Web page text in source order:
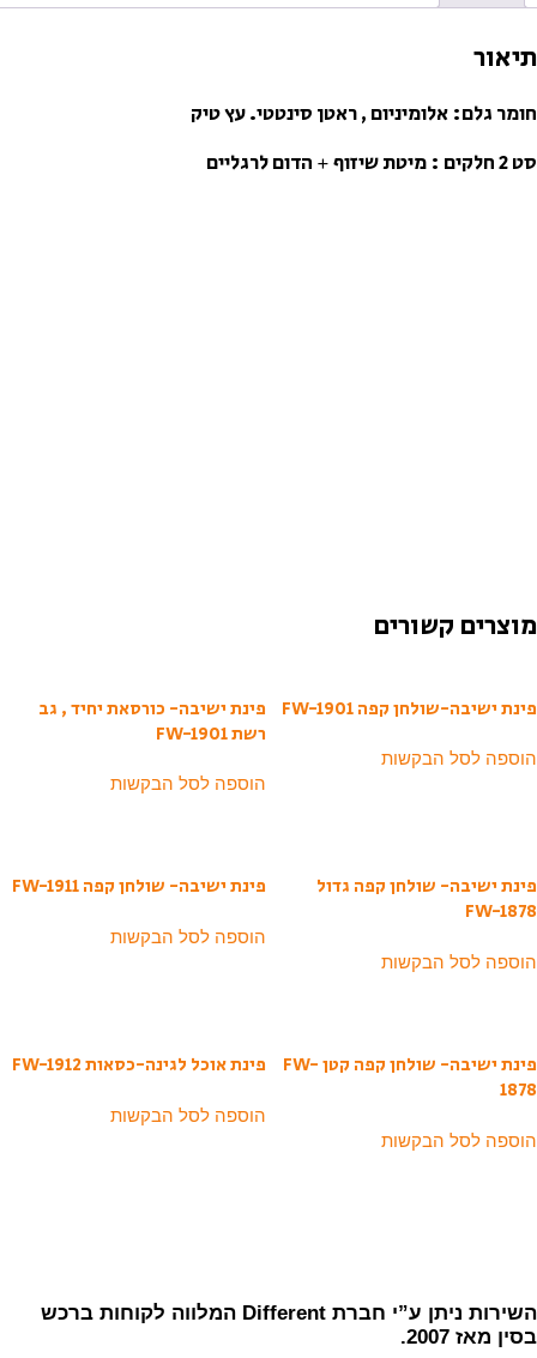
תיאור
חומר גלם: אלומיניום , ראטן סינטטי. עץ טיק
סט 2 חלקים : מיטת שיזוף + הדום לרגליים
מוצרים קשורים
פינת ישיבה-שולחן קפה FW-1901
הוספה לסל הבקשות
פינת ישיבה- כורסאת יחיד , גב
רשת FW-1901
הוספה לסל הבקשות
פינת ישיבה- שולחן קפה גדול
FW-1878
הוספה לסל הבקשות
פינת ישיבה- שולחן קפה FW-1911
הוספה לסל הבקשות
פינת ישיבה- שולחן קפה קטן FW-
1878
הוספה לסל הבקשות
פינת אוכל לגינה-כסאות FW-1912
הוספה לסל הבקשות
השירות ניתן ע”י חברת Different המלווה לקוחות ברכש
בסין מאז 2007.